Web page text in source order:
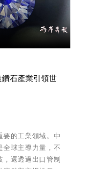
石產業引領世
要的工業領域。中
全球主導力量，不
，還透過出口管制